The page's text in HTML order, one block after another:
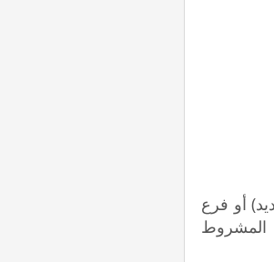
أو فرع
المشروط